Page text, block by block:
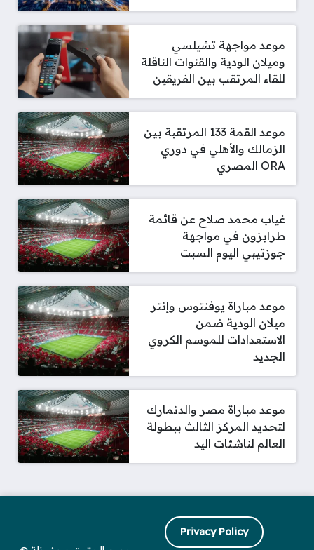
موعد مواجهة تشيلسي
وميلان الودية والقنوات الناقلة
للقاء المرتقب بين الفريقين
موعد القمة 133 المرتقبة بين
الزمالك والأهلي في دوري
ORA المصري
غياب محمد صلاح عن قائمة
طرابزون في مواجهة
جوزتيبي اليوم السبت
موعد مباراة يوفنتوس وإنتر
ميلان الودية ضمن
الاستعدادات للموسم الكروي
الجديد
موعد مباراة مصر والدنمارك
لتحديد المركز الثالث ببطولة
العالم لناشئات اليد
Privacy Policy